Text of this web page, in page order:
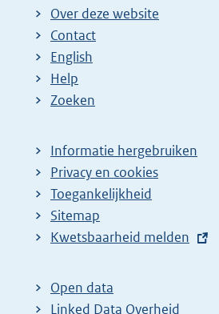
Over deze website
Contact
English
Help
Zoeken
Informatie hergebruiken
Privacy en cookies
Toegankelijkheid
Sitemap
E
t
e
Kwetsbaarheid melden
Open data
Linked Data Overheid